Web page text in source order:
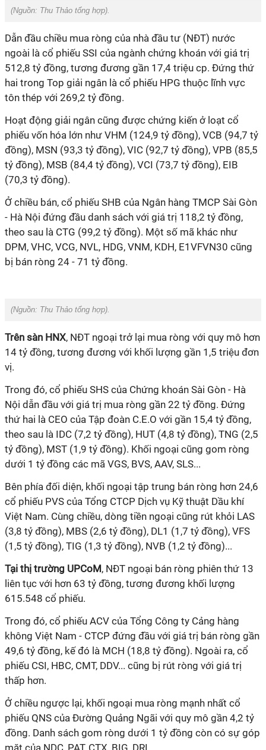
(Nguồn: Thu Thảo tổng hợp).
Dẫn đầu chiều mua ròng của nhà đầu tư (NĐT) nước
ngoài là cổ phiếu SSI của ngành chứng khoán với giá trị
512,8 tỷ đồng, tương đương gần 17,4 triệu cp. Đứng thứ
hai trong Top giải ngân là cổ phiếu HPG thuộc lĩnh vực
tôn thép với 269,2 tỷ đồng.
Hoạt động giải ngân cũng được chứng kiến ở loạt cổ
phiếu vốn hóa lớn như VHM (124,9 tỷ đồng), VCB (94,7 tỷ
đồng), MSN (93,3 tỷ đồng), VIC (92,7 tỷ đồng), VPB (85,5
tỷ đồng), MSB (84,4 tỷ đồng), VCI (73,7 tỷ đồng), EIB
(70,3 tỷ đồng).
Ở chiều bán, cổ phiếu SHB của Ngân hàng TMCP Sài Gòn
- Hà Nội đứng đầu danh sách với giá trị 118,2 tỷ đồng,
theo sau là CTG (99,2 tỷ đồng). Một số mã khác như
DPM, VHC, VCG, NVL, HDG, VNM, KDH, E1VFVN30 cũng
bị bán ròng 24 - 71 tỷ đồng.
(Nguồn: Thu Thảo tổng hợp).
Trên sàn HNX, NĐT ngoại trở lại mua ròng với quy mô hơn
14 tỷ đồng, tương đương với khối lượng gần 1,5 triệu đơn
vị.
Trong đó, cổ phiếu SHS của Chứng khoán Sài Gòn - Hà
Nội dẫn đầu với giá trị mua ròng gần 22 tỷ đồng. Đứng
thứ hai là CEO của Tập đoàn C.E.O với gần 15,4 tỷ đồng,
theo sau là IDC (7,2 tỷ đồng), HUT (4,8 tỷ đồng), TNG (2,5
tỷ đồng), MST (1,9 tỷ đồng). Khối ngoại cũng gom ròng
dưới 1 tỷ đồng các mã VGS, BVS, AAV, SLS...
Bên phía đối diện, khối ngoại tập trung bán ròng hơn 24,6
cổ phiếu PVS của Tổng CTCP Dịch vụ Kỹ thuật Dầu khí
Việt Nam. Cùng chiều, dòng tiền ngoại cũng rút khỏi LAS
(3,8 tỷ đồng), MBS (2,6 tỷ đồng), DL1 (1,7 tỷ đồng), VFS
(1,5 tỷ đồng), TIG (1,3 tỷ đồng), NVB (1,2 tỷ đồng)...
Tại thị trường UPCoM, NĐT ngoại bán ròng phiên thứ 13
liên tục với hơn 63 tỷ đồng, tương đương khối lượng
615.548 cổ phiếu.
Trong đó, cổ phiếu ACV của Tổng Công ty Cảng hàng
không Việt Nam - CTCP đứng đầu với giá trị bán ròng gần
49,6 tỷ đồng, kế đó là MCH (18,8 tỷ đồng). Ngoài ra, cổ
phiếu CSI, HBC, CMT, DDV... cũng bị rút ròng với giá trị
thấp hơn.
Ở chiều ngược lại, khối ngoại mua ròng mạnh nhất cổ
phiếu QNS của Đường Quảng Ngãi với quy mô gần 4,2 tỷ
đồng. Danh sách gom ròng dưới 1 tỷ đồng còn có sự góp
mặt của NDC, PAT, CTX, BIG, DRI...